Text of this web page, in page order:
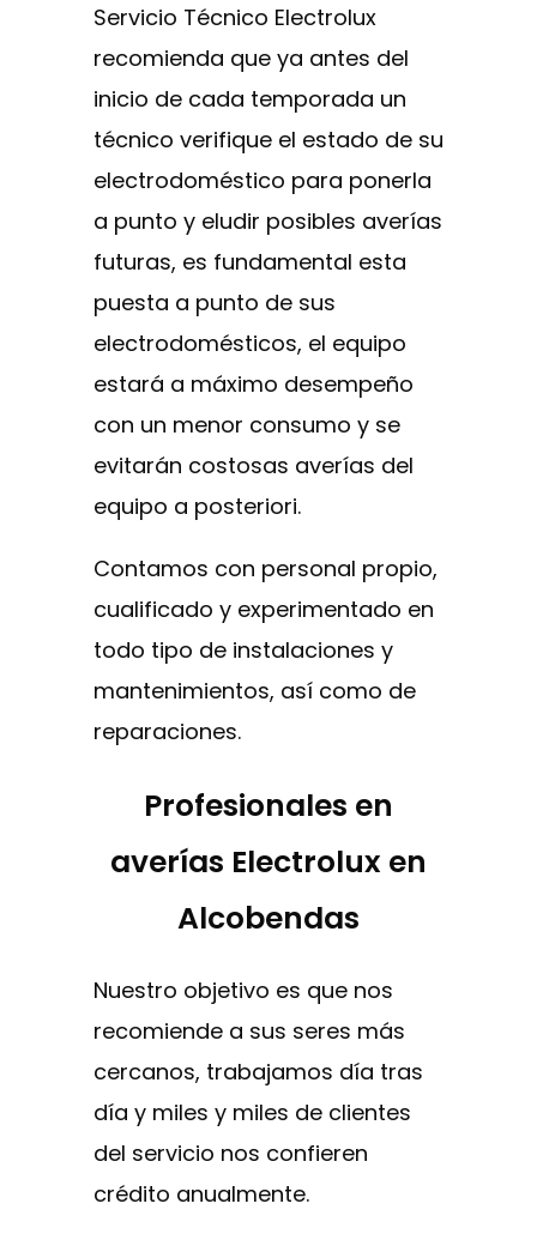
Servicio Técnico Electrolux
recomienda que ya antes del
inicio de cada temporada un
técnico verifique el estado de su
electrodoméstico para ponerla
a punto y eludir posibles averías
futuras, es fundamental esta
puesta a punto de sus
electrodomésticos, el equipo
estará a máximo desempeño
con un menor consumo y se
evitarán costosas averías del
equipo a posteriori.
Contamos con personal propio,
cualificado y experimentado en
todo tipo de instalaciones y
mantenimientos, así como de
reparaciones.
Profesionales en
averías Electrolux en
Alcobendas
Nuestro objetivo es que nos
recomiende a sus seres más
cercanos, trabajamos día tras
día y miles y miles de clientes
del servicio nos confieren
crédito anualmente.